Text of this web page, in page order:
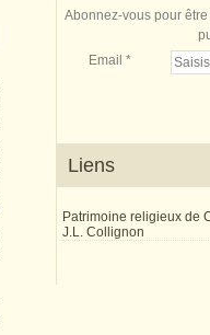
Abonnez-vous pour
Email
Liens
Patrimoine religieux de
J.L. Collignon